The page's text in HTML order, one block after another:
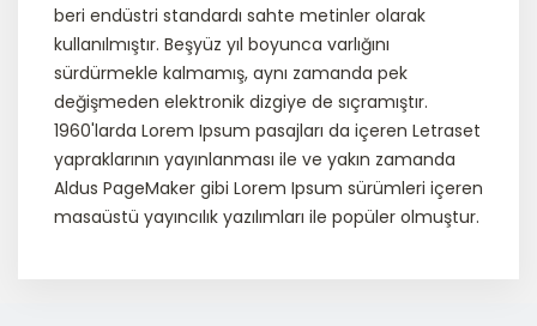
beri endüstri standardı sahte metinler olarak
kullanılmıştır. Beşyüz yıl boyunca varlığını
sürdürmekle kalmamış, aynı zamanda pek
değişmeden elektronik dizgiye de sıçramıştır.
1960'larda Lorem Ipsum pasajları da içeren Letraset
yapraklarının yayınlanması ile ve yakın zamanda
Aldus PageMaker gibi Lorem Ipsum sürümleri içeren
masaüstü yayıncılık yazılımları ile popüler olmuştur.